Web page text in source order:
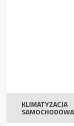
KLIMATYZACJA
SAMOCHODOWA